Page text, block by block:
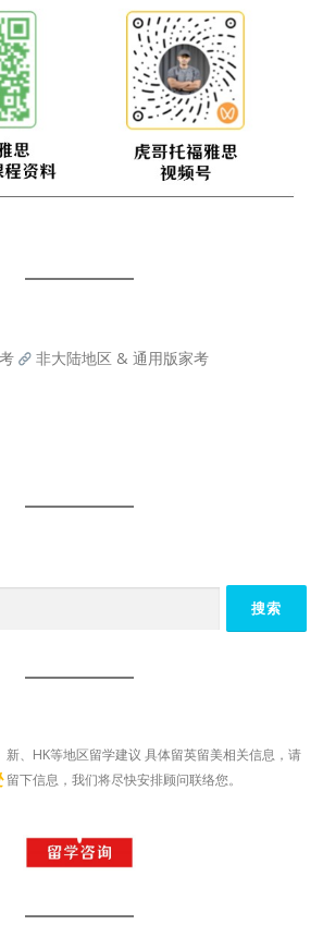
非大陆地区 & 通用版家考
新、HK等地区留学建议 具体留英留美相关信息，请
留下信息，我们将尽快安排顾问联络您。